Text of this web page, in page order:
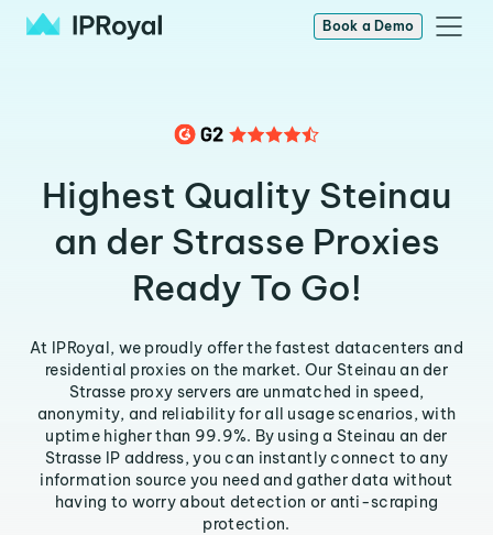
Book a Demo
Highest Quality Steinau
an der Strasse Proxies
Ready To Go!
At IPRoyal, we proudly offer the fastest datacenters and
residential proxies on the market. Our Steinau an der
Strasse proxy servers are unmatched in speed,
anonymity, and reliability for all usage scenarios, with
uptime higher than 99.9%. By using a Steinau an der
Strasse IP address, you can instantly connect to any
information source you need and gather data without
having to worry about detection or anti-scraping
protection.